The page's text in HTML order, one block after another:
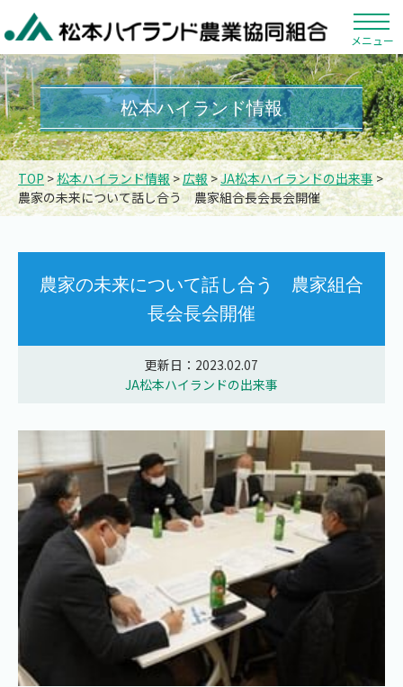
メニュー
松本ハイランド情報
TOP>松本ハイランド情報>広報>JA松本ハイランドの出来事 >
農家の未来について話し合う 農家組合長会長会開催
農家の未来について話し合う 農家組合
長会長会開催
更新日：2023.02.07
JA松本ハイランドの出来事